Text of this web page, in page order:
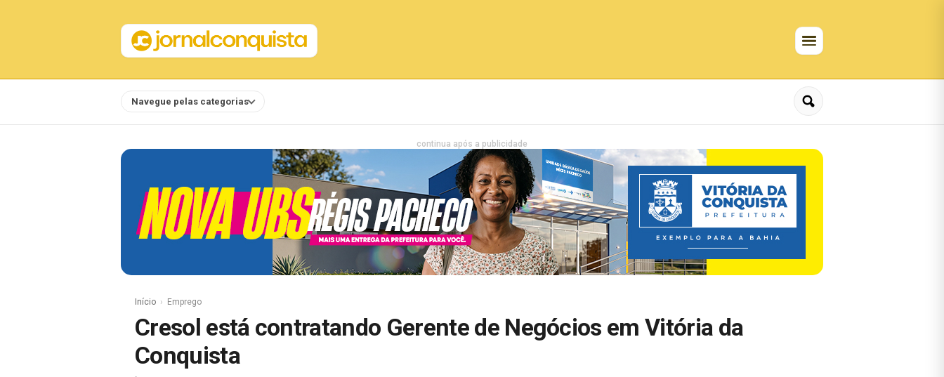
Navegue pelas categorias
continua após a publicidade
Início Emprego
Cresol está contratando Gerente de Negócios em Vitória da
Conquista